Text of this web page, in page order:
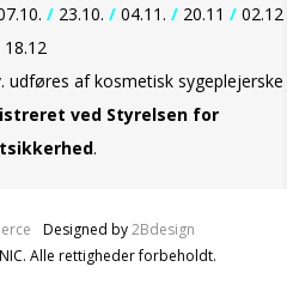
/ 23.10. / 04.11. / 20.11 / 02.12
18.12
udføres af kosmetisk sygeplejerske
ved Styrelsen for
.
Designed by2Bdesign
Alle rettigheder forbeholdt.